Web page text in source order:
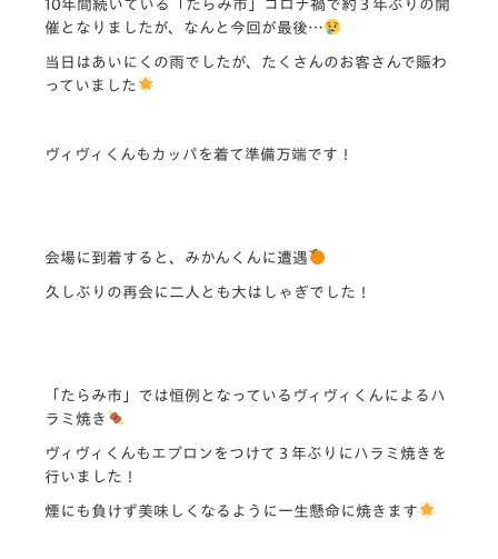
10年間続いている「たらみ市」コロナ禍で約３年ぶりの開
催となりましたが、なんと今回が最後…
当日はあいにくの雨でしたが、たくさんのお客さんで賑わ
っていました
ヴィヴィくんもカッパを着て準備万端です！
会場に到着すると、みかんくんに遭遇
久しぶりの再会に二人とも大はしゃぎでした！
「たらみ市」では恒例となっているヴィヴィくんによるハ
ラミ焼き
ヴィヴィくんもエプロンをつけて３年ぶりにハラミ焼きを
行いました！
煙にも負けず美味しくなるように一生懸命に焼きます